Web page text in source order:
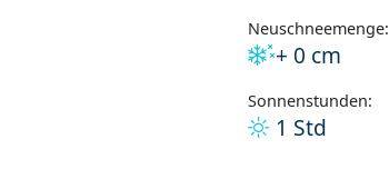
Neuschneemenge:
+ 0 cm
Sonnenstunden:
1 Std